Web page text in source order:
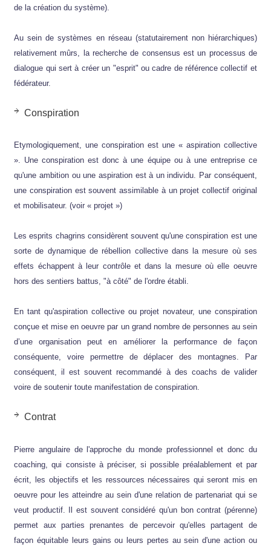
de la création du système).
Au sein de systèmes en réseau (statutairement non hiérarchiques)
relativement mûrs, la recherche de consensus est un processus de
dialogue qui sert à créer un "esprit" ou cadre de référence collectif et
fédérateur.
Conspiration
Etymologiquement, une conspiration est une « aspiration collective
». Une conspiration est donc à une équipe ou à une entreprise ce
qu'une ambition ou une aspiration est à un individu. Par conséquent,
une conspiration est souvent assimilable à un projet collectif original
et mobilisateur. (voir « projet »)
Les esprits chagrins considèrent souvent qu'une conspiration est une
sorte de dynamique de rébellion collective dans la mesure où ses
effets échappent à leur contrôle et dans la mesure où elle oeuvre
hors des sentiers battus, "à côté" de l'ordre établi.
En tant qu'aspiration collective ou projet novateur, une conspiration
conçue et mise en oeuvre par un grand nombre de personnes au sein
d’une organisation peut en améliorer la performance de façon
conséquente, voire permettre de déplacer des montagnes. Par
conséquent, il est souvent recommandé à des coachs de valider
voire de soutenir toute manifestation de conspiration.
Contrat
Pierre angulaire de l'approche du monde professionnel et donc du
coaching, qui consiste à préciser, si possible préalablement et par
écrit, les objectifs et les ressources nécessaires qui seront mis en
oeuvre pour les atteindre au sein d'une relation de partenariat qui se
veut productif. Il est souvent considéré qu'un bon contrat (pérenne)
permet aux parties prenantes de percevoir qu'elles partagent de
façon équitable leurs gains ou leurs pertes au sein d'une action ou